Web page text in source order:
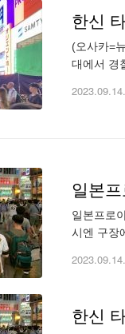
한신
(오사카=
대에서 경
2023.09.14.
일본
일본프로
시엔 구장
2023.09.14.
한신